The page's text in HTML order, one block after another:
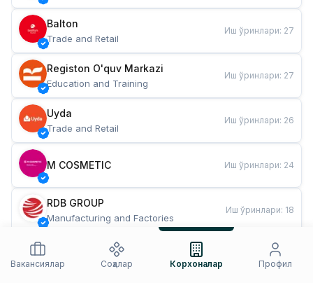
Balton
Trade and Retail
Иш ўринлари: 27
Registon O'quv Markazi
Education and Training
Иш ўринлари: 27
Uyda
Trade and Retail
Иш ўринлари: 26
M COSMETIC Иш ўринлари: 24
RDB GROUP
Manufacturing and Factories
Иш ўринлари: 18
Restaurants and Fast Food
Иш ўринлари
Вакансиялар
Соҳалар Корхоналар Профил